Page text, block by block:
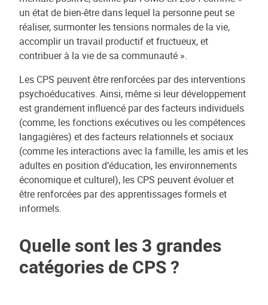
un état de bien-être dans lequel la personne peut se
réaliser, surmonter les tensions normales de la vie,
accomplir un travail productif et fructueux, et
contribuer à la vie de sa communauté ».
Les CPS peuvent être renforcées par des interventions
psychoéducatives. Ainsi, même si leur développement
est grandement influencé par des facteurs individuels
(comme, les fonctions exécutives ou les compétences
langagières) et des facteurs relationnels et sociaux
(comme les interactions avec la famille, les amis et les
adultes en position d’éducation, les environnements
économique et culturel), les CPS peuvent évoluer et
être renforcées par des apprentissages formels et
informels.
Quelle sont les 3 grandes
catégories de CPS ?